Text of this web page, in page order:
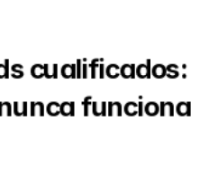
cualificados:
funciona